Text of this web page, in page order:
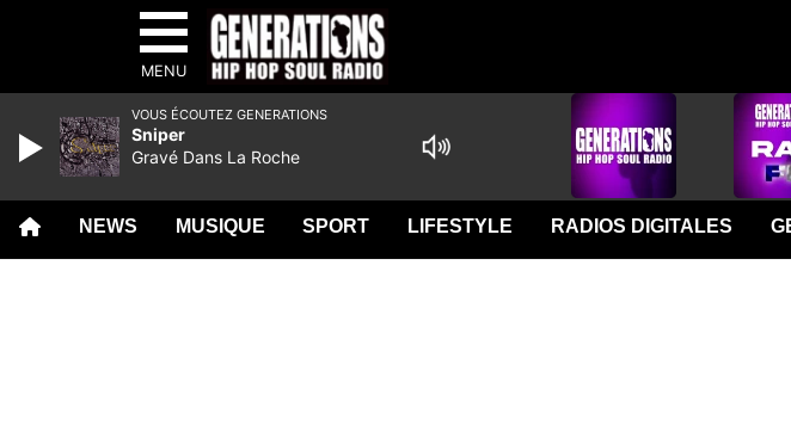
MENU
NEWS MUSIQUE SPORT LIFESTYLE RADIOS DIGITALES
VOUS ÉCOUTEZ GENERATIONS
Sniper
Gravé Dans La Roche